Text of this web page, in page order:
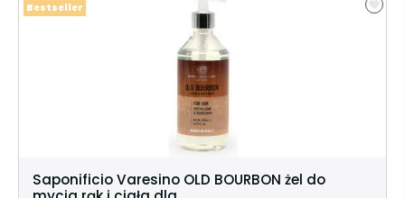
Saponificio Varesino OLD BOURBON żel do
Bestseller